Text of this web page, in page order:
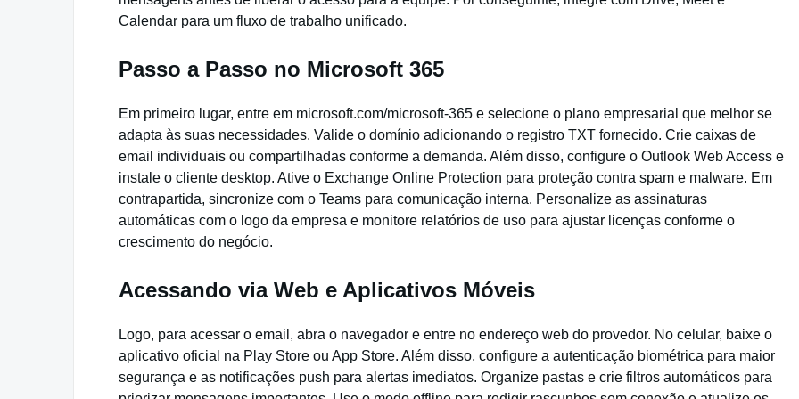
Calendar para um fluxo de trabalho unificado.
Passo a Passo no Microsoft 365
Em primeiro lugar, entre em microsoft.com/microsoft-365 e selecione o plano empresarial que melhor se
adapta às suas necessidades. Valide o domínio adicionando o registro TXT fornecido. Crie caixas de
email individuais ou compartilhadas conforme a demanda. Além disso, configure o Outlook Web Access e
instale o cliente desktop. Ative o Exchange Online Protection para proteção contra spam e malware. Em
contrapartida, sincronize com o Teams para comunicação interna. Personalize as assinaturas
automáticas com o logo da empresa e monitore relatórios de uso para ajustar licenças conforme o
crescimento do negócio.
Acessando via Web e Aplicativos Móveis
Logo, para acessar o email, abra o navegador e entre no endereço web do provedor. No celular, baixe o
aplicativo oficial na Play Store ou App Store. Além disso, configure a autenticação biométrica para maior
segurança e as notificações push para alertas imediatos. Organize pastas e crie filtros automáticos para